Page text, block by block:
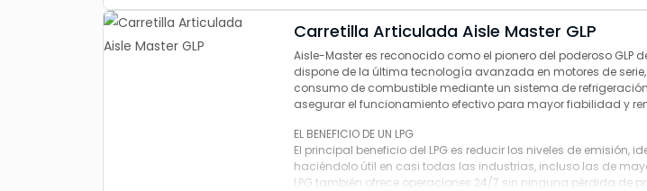
Carretilla Articulada Aisle Master GLP
Aisle-Master es reconocido como el pionero del poderoso GLP
dispone de la última tecnología avanzada en motores de
consumo de combustible mediante un sistema de
asegurar el funcionamiento efectivo para mayor fiabilidad y
EL BENEFICIO DE UN LPG
El principal beneficio del LPG es reducir los niveles de emisión,
haciéndolo útil en casi todas las industrias, incluso las de
LPG también ofrece operaciones 24/7 sin ninguna pérdida de